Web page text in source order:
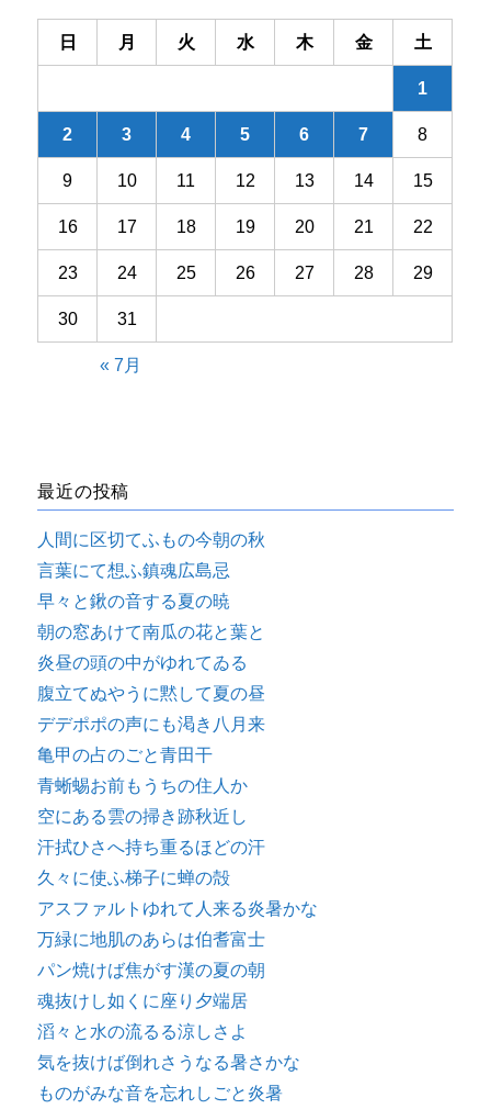
ン日 月 火 水 木 金 土
1
2 3 4 5 6 7 8
9 10 11 12 13 14 15
16 17 18 19 20 21 22
23 24 25 26 27 28 29
30 31
« 7月
最近の投稿
人間に区切てふもの今朝の秋
言葉にて想ふ鎮魂広島忌
早々と鍬の音する夏の暁
朝の窓あけて南瓜の花と葉と
炎昼の頭の中がゆれてゐる
腹立てぬやうに黙して夏の昼
デデポポの声にも渇き八月来
亀甲の占のごと青田干
青蜥蜴お前もうちの住人か
空にある雲の掃き跡秋近し
汗拭ひさへ持ち重るほどの汗
久々に使ふ梯子に蝉の殻
アスファルトゆれて人来る炎暑かな
万緑に地肌のあらは伯耆富士
パン焼けば焦がす漢の夏の朝
魂抜けし如くに座り夕端居
滔々と水の流るる涼しさよ
気を抜けば倒れさうなる暑さかな
ものがみな音を忘れしごと炎暑